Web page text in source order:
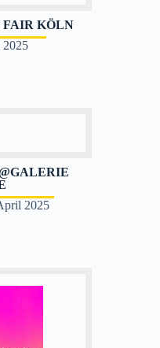
FAIR KÖLN
2025